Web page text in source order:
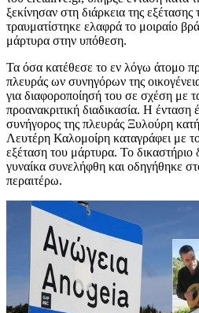
ξεκίνησαν στη διάρκεια της
τραυματίστηκε ελαφρά το μοιραίο
μάρτυρα στην υπόθεση.
Τα όσα κατέθεσε το εν λόγω άτομο
πλευράς ων συνηγόρων της
για διαφοροποίησή του σε σχέση με
προανακριτική διαδικασία. Η ένταση
συνήγορος της πλευράς Ξυλούρη
Λευτέρη Καλομοίρη καταγράφει με
εξέταση του μάρτυρα. Το
γυναίκα συνελήφθη και οδηγήθηκε
περαιτέρω.